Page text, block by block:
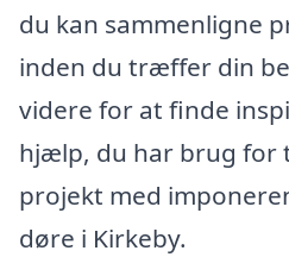
du kan sammenligne
inden du træffer din
videre for at finde
hjælp, du har brug for
projekt med
døre i Kirkeby.